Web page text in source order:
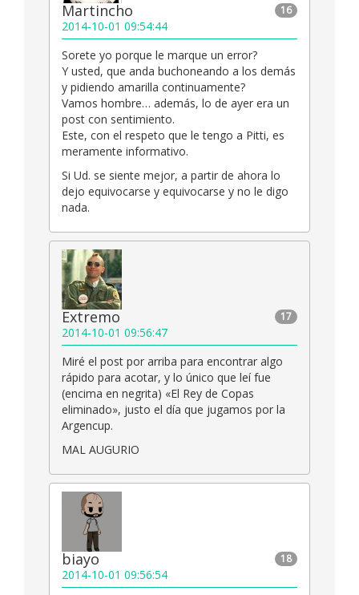
16
Martincho
2014-10-01 09:54:44
Sorete yo porque le marque un error?
Y usted, que anda buchoneando a los demás
y pidiendo amarilla continuamente?
Vamos hombre… además, lo de ayer era un
post con sentimiento.
Este, con el respeto que le tengo a Pitti, es
meramente informativo.
Si Ud. se siente mejor, a partir de ahora lo
dejo equivocarse y equivocarse y no le digo
nada.
17
Extremo
2014-10-01 09:56:47
Miré el post por arriba para encontrar algo
rápido para acotar, y lo único que leí fue
(encima en negrita) «El Rey de Copas
eliminado», justo el día que jugamos por la
Argencup.
MAL AUGURIO
18
biayo
2014-10-01 09:56:54